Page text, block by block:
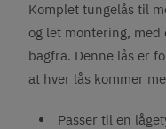
Komplet tungelås til
og let montering,
bagfra. Denne lås er
at hver lås kommer
Passer til en